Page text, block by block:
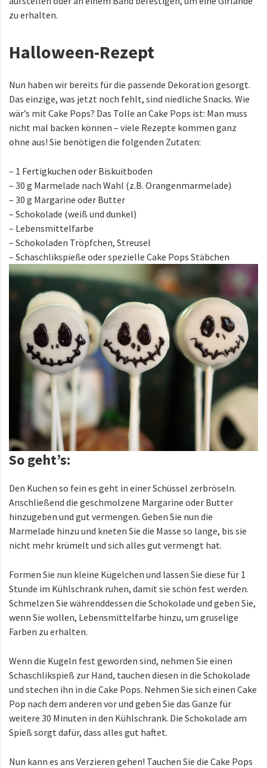
zu erhalten.
Halloween-Rezept
Nun haben wir bereits für die passende Dekoration gesorgt.
Das einzige, was jetzt noch fehlt, sind niedliche Snacks. Wie
wär’s mit Cake Pops? Das Tolle an Cake Pops ist: Man muss
nicht mal backen können – viele Rezepte kommen ganz
ohne aus! Sie benötigen die folgenden Zutaten:
– 1 Fertigkuchen oder Biskuitboden
– 30 g Marmelade nach Wahl (z.B. Orangenmarmelade)
– 30 g Margarine oder Butter
– Schokolade (weiß und dunkel)
– Lebensmittelfarbe
– Schokoladen Tröpfchen, Streusel
– Schaschlikspieße oder spezielle Cake Pops Stäbchen
So geht’s:
Den Kuchen so fein es geht in einer Schüssel zerbröseln.
Anschließend die geschmolzene Margarine oder Butter
hinzugeben und gut vermengen. Geben Sie nun die
Marmelade hinzu und kneten Sie die Masse so lange, bis sie
nicht mehr krümelt und sich alles gut vermengt hat.
Formen Sie nun kleine Kügelchen und lassen Sie diese für 1
Stunde im Kühlschrank ruhen, damit sie schön fest werden.
Schmelzen Sie währenddessen die Schokolade und geben Sie,
wenn Sie wollen, Lebensmittelfarbe hinzu, um gruselige
Farben zu erhalten.
Wenn die Kugeln fest geworden sind, nehmen Sie einen
Schaschlikspieß zur Hand, tauchen diesen in die Schokolade
und stechen ihn in die Cake Pops. Nehmen Sie sich einen Cake
Pop nach dem anderen vor und geben Sie das Ganze für
weitere 30 Minuten in den Kühlschrank. Die Schokolade am
Spieß sorgt dafür, dass alles gut haftet.
Nun kann es ans Verzieren gehen! Tauchen Sie die Cake Pops